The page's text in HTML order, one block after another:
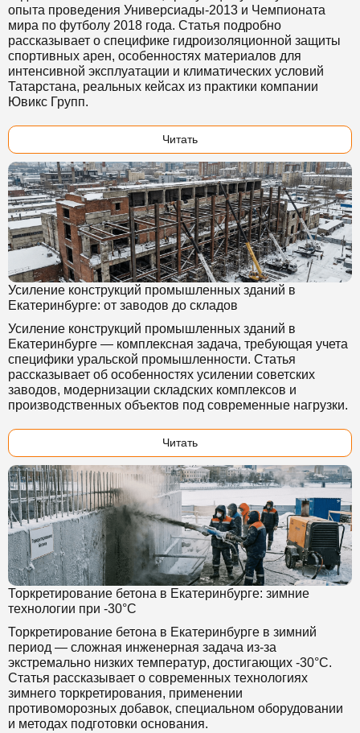
опыта проведения Универсиады-2013 и Чемпионата
мира по футболу 2018 года. Статья подробно
рассказывает о специфике гидроизоляционной защиты
спортивных арен, особенностях материалов для
интенсивной эксплуатации и климатических условий
Татарстана, реальных кейсах из практики компании
Ювикс Групп.
Читать
Усиление конструкций промышленных зданий в
Екатеринбурге: от заводов до складов
Усиление конструкций промышленных зданий в
Екатеринбурге — комплексная задача, требующая учета
специфики уральской промышленности. Статья
рассказывает об особенностях усилении советских
заводов, модернизации складских комплексов и
производственных объектов под современные нагрузки.
Читать
Торкретирование бетона в Екатеринбурге: зимние
технологии при -30°C
Торкретирование бетона в Екатеринбурге в зимний
период — сложная инженерная задача из-за
экстремально низких температур, достигающих -30°C.
Статья рассказывает о современных технологиях
зимнего торкретирования, применении
противоморозных добавок, специальном оборудовании
и методах подготовки основания.